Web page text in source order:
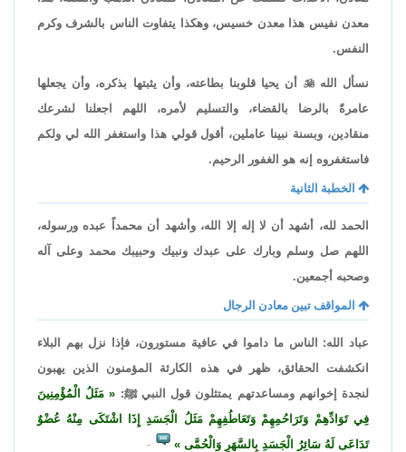
معدن نفيس هذا معدن خسيس، وهكذا يتفاوت الناس بالشرف وكرم
النفس.
نسأل الله أن يحيا قلوبنا بطاعته، وأن يثبتها بذكره، وأن يجعلها
عامرةً بالرضا بالقضاء، والتسليم لأمره، اللهم اجعلنا لشرعك
منقادين، وبسنة نبينا عاملين، أقول قولي هذا واستغفر الله لي ولكم
فاستغفروه إنه هو الغفور الرحيم.
الخطبة الثانية
الحمد لله، أشهد أن لا إله إلا الله، وأشهد أن محمداً عبده ورسوله،
اللهم صل وسلم وبارك على عبدك ونبيك وحبيبك محمد وعلى آله
وصحبه أجمعين.
المواقف تبين معادن الرجال
عباد الله: الناس ما داموا في عافية مستورون، فإذا نزل بهم البلاء
انكشفت الحقائق، ظهر في هذه الكارثة المؤمنون الذين يهبون
لنجدة إخوانهم ومساعدتهم يمتثلون قول النبي ﷺ:
مَثَلُ الْمُؤْمِنِينَ
فِي تَوَادِّهِمْ وَتَرَاحُمِهِمْ وَتَعَاطُفِهِمْ مَثَلُ الْجَسَدِ إِذَا اشْتَكَى مِنْهُ عُضْوٌ
تَدَاعَى لَهُ سَائِرُ الْجَسَدِ بِالسَّهَرِ وَالْحُمَّى
..